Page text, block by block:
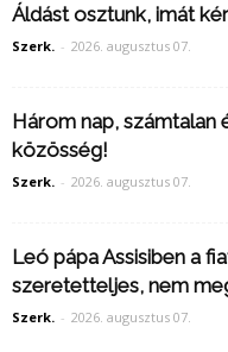
Áldást osztunk, imát
Szerk. - 2026. augusztus 07.
Három nap, számtalan
közösség!
Szerk. - 2026. augusztus 07.
Leó pápa Assisiben a
szeretetteljes, nem
Szerk. - 2026. augusztus 07.